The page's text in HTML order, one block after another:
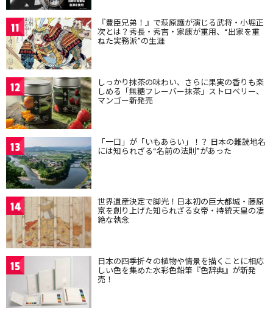
11 『豊臣兄弟！』で萩原護が演じる武将・小堀正
次とは？秀長・秀吉・家康が重用、“出家を重
ねた実務派”の生涯
12 しっかり抹茶の味わい、さらに果実の香りも楽
しめる「無糖フレーバー抹茶」ストロベリー、
マンゴー新発売
13 「一口」が「いもあらい」！？ 日本の難読地名
には知られざる“名前の法則”があった
14 世界遺産決定で脚光！日本初の巨大都城・藤原
京を創り上げた知られざる女帝・持統天皇の凄
絶な執念
15 日本の四季折々の植物や情景を描くことに相応
しい色を集めた水彩色鉛筆『色辞典』が新発
売！